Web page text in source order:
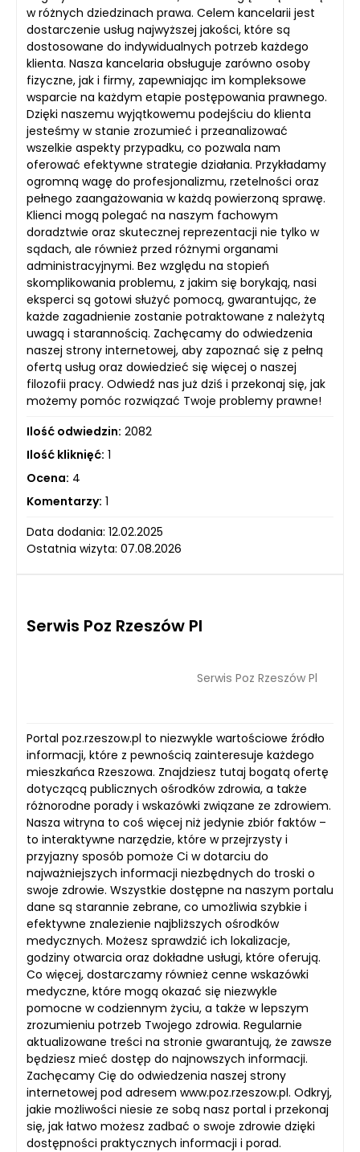
w różnych dziedzinach prawa. Celem kancelarii jest
dostarczenie usług najwyższej jakości, które są
dostosowane do indywidualnych potrzeb każdego
klienta. Nasza kancelaria obsługuje zarówno osoby
fizyczne, jak i firmy, zapewniając im kompleksowe
wsparcie na każdym etapie postępowania prawnego.
Dzięki naszemu wyjątkowemu podejściu do klienta
jesteśmy w stanie zrozumieć i przeanalizować
wszelkie aspekty przypadku, co pozwala nam
oferować efektywne strategie działania. Przykładamy
ogromną wagę do profesjonalizmu, rzetelności oraz
pełnego zaangażowania w każdą powierzoną sprawę.
Klienci mogą polegać na naszym fachowym
doradztwie oraz skutecznej reprezentacji nie tylko w
sądach, ale również przed różnymi organami
administracyjnymi. Bez względu na stopień
skomplikowania problemu, z jakim się borykają, nasi
eksperci są gotowi służyć pomocą, gwarantując, że
każde zagadnienie zostanie potraktowane z należytą
uwagą i starannością. Zachęcamy do odwiedzenia
naszej strony internetowej, aby zapoznać się z pełną
ofertą usług oraz dowiedzieć się więcej o naszej
filozofii pracy. Odwiedź nas już dziś i przekonaj się, jak
możemy pomóc rozwiązać Twoje problemy prawne!
Ilość odwiedzin: 2082
Ilość kliknięć: 1
Ocena: 4
Komentarzy: 1
Data dodania: 12.02.2025
Ostatnia wizyta: 07.08.2026
Serwis Poz Rzeszów Pl
Serwis Poz Rzeszów Pl
Portal poz.rzeszow.pl to niezwykle wartościowe źródło
informacji, które z pewnością zainteresuje każdego
mieszkańca Rzeszowa. Znajdziesz tutaj bogatą ofertę
dotyczącą publicznych ośrodków zdrowia, a także
różnorodne porady i wskazówki związane ze zdrowiem.
Nasza witryna to coś więcej niż jedynie zbiór faktów –
to interaktywne narzędzie, które w przejrzysty i
przyjazny sposób pomoże Ci w dotarciu do
najważniejszych informacji niezbędnych do troski o
swoje zdrowie. Wszystkie dostępne na naszym portalu
dane są starannie zebrane, co umożliwia szybkie i
efektywne znalezienie najbliższych ośrodków
medycznych. Możesz sprawdzić ich lokalizacje,
godziny otwarcia oraz dokładne usługi, które oferują.
Co więcej, dostarczamy również cenne wskazówki
medyczne, które mogą okazać się niezwykle
pomocne w codziennym życiu, a także w lepszym
zrozumieniu potrzeb Twojego zdrowia. Regularnie
aktualizowane treści na stronie gwarantują, że zawsze
będziesz mieć dostęp do najnowszych informacji.
Zachęcamy Cię do odwiedzenia naszej strony
internetowej pod adresem www.poz.rzeszow.pl. Odkryj,
jakie możliwości niesie ze sobą nasz portal i przekonaj
się, jak łatwo możesz zadbać o swoje zdrowie dzięki
dostępności praktycznych informacji i porad.